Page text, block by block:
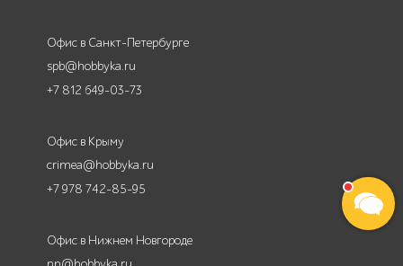
Офис в Санкт-Петербурге
spb@hobbyka.ru
+7 812 649-03-73
Офис в Крыму
crimea@hobbyka.ru
+7 978 742-85-95
Офис в Нижнем Новгороде